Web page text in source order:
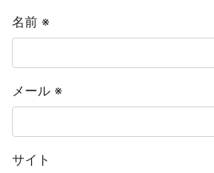
名前 ※
メール ※
サイト